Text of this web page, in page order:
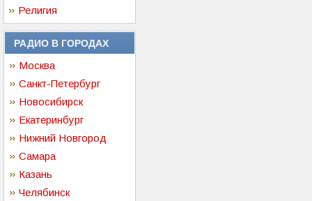
Религия
РАДИО В ГОРОДАХ
Москва
Санкт-Петербург
Новосибирск
Екатеринбург
Нижний Новгород
Самара
Казань
Челябинск